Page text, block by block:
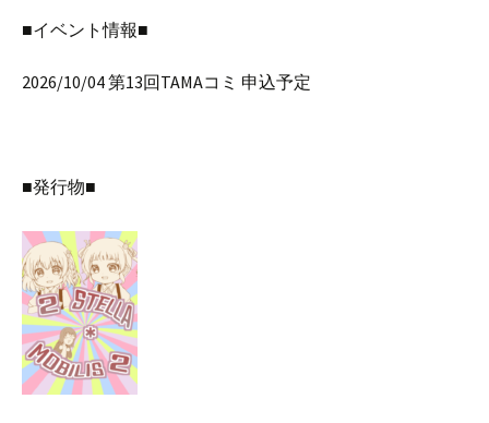
■イベント情報■
2026/10/04 第13回TAMAコミ 申込予定
■発行物■